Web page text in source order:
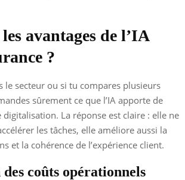
avantages de l’IA
?
le secteur ou si tu compares plusieurs
sûrement ce que l’IA apporte de
digitalisation. La réponse est claire : elle ne
les tâches, elle améliore aussi la
et la cohérence de l’expérience client.
coûts opérationnels